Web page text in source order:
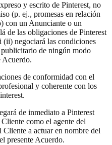
y escrito de Pinterest, no
(p. ej., promesas en relación
con un Anunciante o un
de las obligaciones de Pinterest
negociará las condiciones
de ningún modo
Acuerdo.
de conformidad con el
y coherente con los
de inmediato a Pinterest
como el agente del
a actuar en nombre del
presente Acuerdo.